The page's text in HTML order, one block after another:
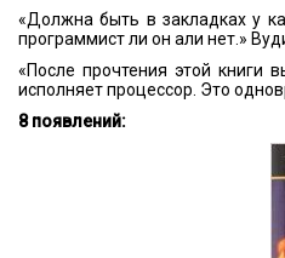
«Должна быть в закладках у
программист ли он али нет.»
«После прочтения этой
исполняет процессор. Это
8 появлений: